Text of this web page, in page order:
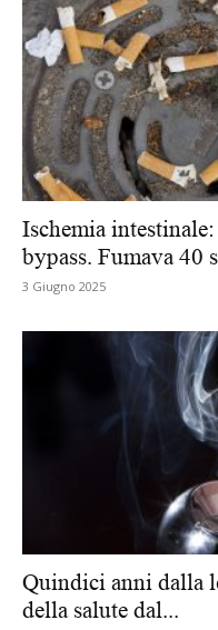
Ischemia
bypass. Fumava 40
3 Giugno 2025
Quindici anni dalla
della salute dal...